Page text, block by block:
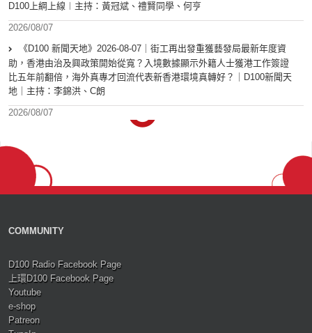
D100上綱上線︱主持：黃冠斌、禮賢同學、何亨
2026/08/07
《D100 新聞天地》2026-08-07｜街工再出發重獲藝發局最新年度資
助，香港由治及興政策開始從寬？入境數據顯示外籍人士獲港工作簽證
比五年前翻倍，海外真專才回流代表新香港環境真轉好？｜D100新聞天
地｜主持：李錦洪、C朗
2026/08/07
COMMUNITY
D100 Radio Facebook Page
上環D100 Facebook Page
Youtube
e-shop
Patreon